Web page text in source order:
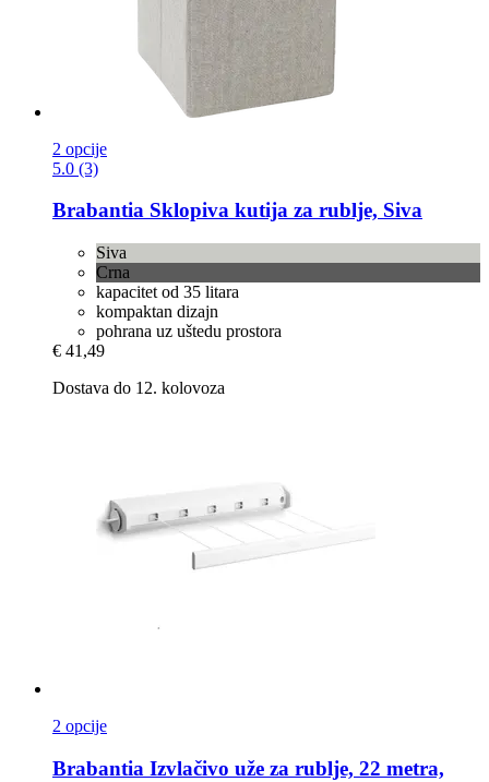
2 opcije
5.0 (3)
Brabantia Sklopiva kutija za rublje, Siva
Siva
Crna
kapacitet od 35 litara
kompaktan dizajn
pohrana uz uštedu prostora
€ 41,49
Dostava do 12. kolovoza
2 opcije
Brabantia Izvlačivo uže za rublje, 22 metra,